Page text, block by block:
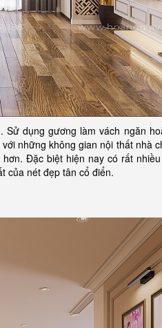
dụng gương làm vách ngăn
những không gian nội thất nhà
Đặc biệt hiện nay có rất
của nét đẹp tân cổ điển.